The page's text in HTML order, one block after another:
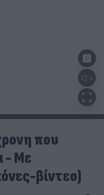
που
- Με
βίντεο)